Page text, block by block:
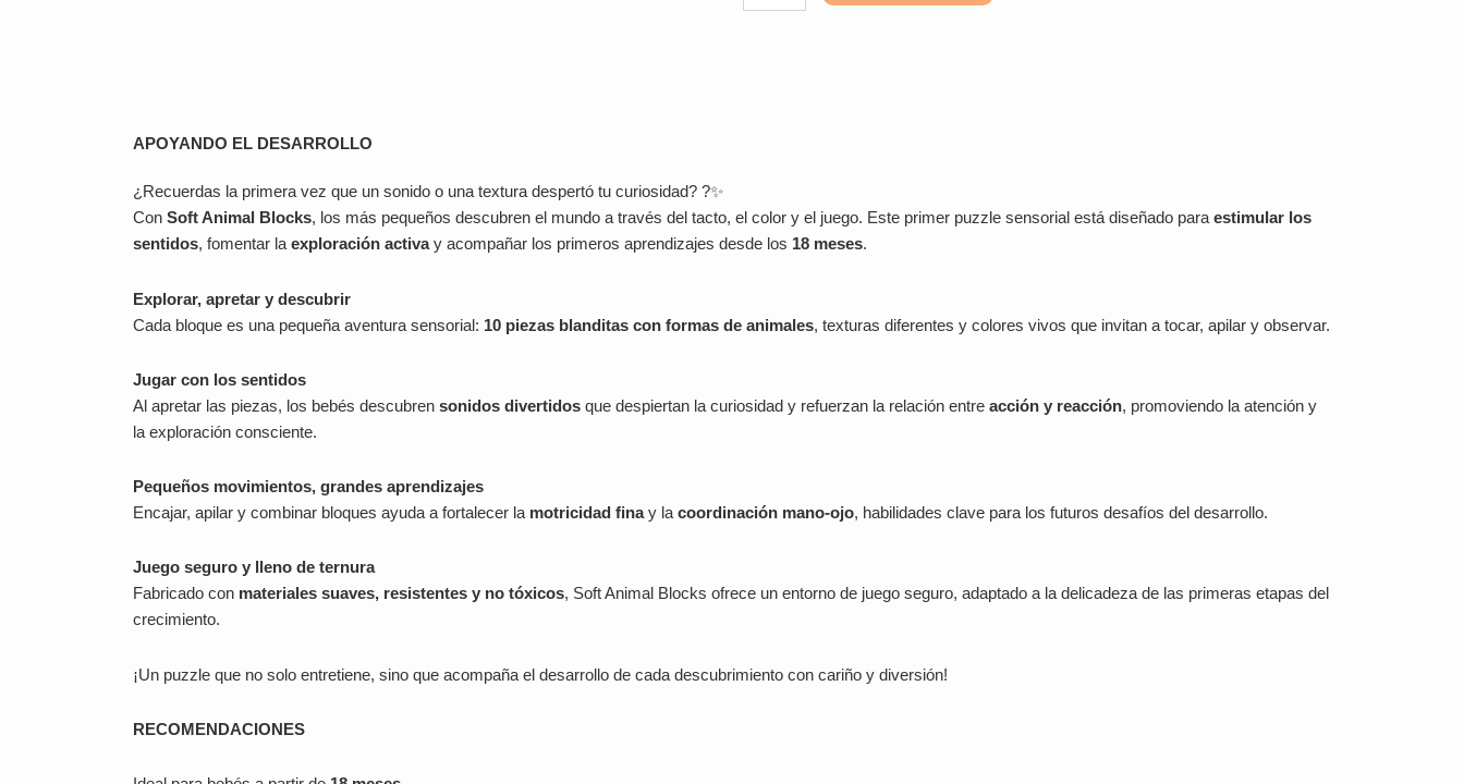
APOYANDO EL DESARROLLO
¿Recuerdas la primera vez que un sonido o una textura despertó tu curiosidad? ?✨
Con Soft Animal Blocks, los más pequeños descubren el mundo a través del tacto, el color y el juego. Este primer puzzle sensorial está diseñado para estimular los
sentidos, fomentar la exploración activay acompañar los primeros aprendizajes desde los 18 meses.
Explorar, apretar y descubrir
Cada bloque es una pequeña aventura sensorial: 10 piezas blanditas con formas de animales, texturas diferentes y colores vivos que invitan a tocar, apilar y observar.
Jugar con los sentidos
Al apretar las piezas, los bebés descubren sonidos divertidos que despiertan la curiosidad y refuerzan la relación entre acción y reacción, promoviendo la atención y
la exploración consciente.
Pequeños movimientos, grandes aprendizajes
Encajar, apilar y combinar bloques ayuda a fortalecer la motricidad finay la coordinación mano-ojo, habilidades clave para los futuros desafíos del desarrollo.
Juego seguro y lleno de ternura
Fabricado con materiales suaves, resistentes y no tóxicos, Soft Animal Blocks ofrece un entorno de juego seguro, adaptado a la delicadeza de las primeras etapas del
crecimiento.
¡Un puzzle que no solo entretiene, sino que acompaña el desarrollo de cada descubrimiento con cariño y diversión!
RECOMENDACIONES